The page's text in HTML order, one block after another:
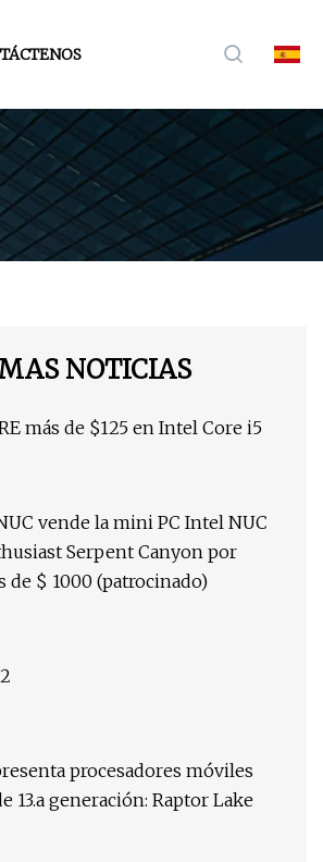
NOTICIAS
más de $125 en Intel Core i5
vende la mini PC Intel NUC
Serpent Canyon por
de $ 1000 (patrocinado)
procesadores móviles
13.a generación: Raptor Lake